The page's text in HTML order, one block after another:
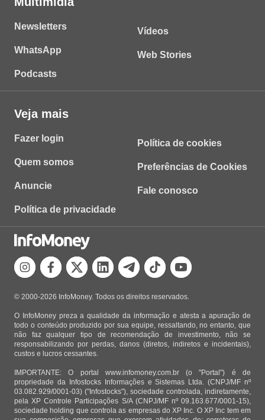
Newsletters
WhatsApp
Podcasts
Vídeos
Web Stories
Veja mais
Fazer login
Quem somos
Anuncie
Política de privacidade
Política de cookies
Preferências de Cookies
Fale conosco
© 2000-2026 InfoMoney. Todos os direitos reservados.
O InfoMoney preza a qualidade da informação e atesta a apuração de
todo o conteúdo produzido por sua equipe, ressaltando, no entanto, que
não faz qualquer tipo de recomendação de investimento, não se
responsabilizando por perdas, danos (diretos, indiretos e incidentais),
custos e lucros cessantes.
IMPORTANTE: O portal www.infomoney.com.br (o "Portal") é de
propriedade da Infostocks Informações e Sistemas Ltda. (CNPJ/MF nº
03.082.929/0001-03) ("Infostocks"), sociedade controlada, indiretamente,
pela XP Controle Participações S/A (CNPJ/MF nº 09.163.677/0001-15),
sociedade holding que controla as empresas do XP Inc. O XP Inc tem em